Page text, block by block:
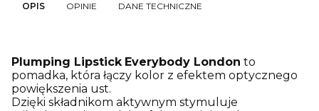
OPIS OPINIE DANE TECHNICZNE
Plumping Lipstick Everybody London to
pomadka, która łączy kolor z efektem optycznego
powiększenia ust.
Dzięki składnikom aktywnym stymuluje